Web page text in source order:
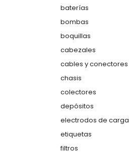
baterías
bombas
boquillas
cabezales
cables y conectores
chasis
colectores
depósitos
electrodos de carga
etiquetas
filtros